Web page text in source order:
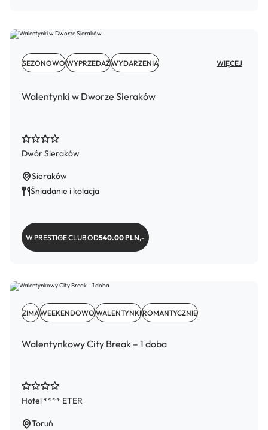
Walentynki w Dworze Sieraków
SEZONOWOWYPRZEDAŻWYDARZENIA WIĘCEJ
Dwór Sieraków
Sieraków
Śniadanie i kolacja
W PRESTIGE CLUB OD540.00 PLN,-
Walentynkowy City Break – 1 doba
ZIMAWEEKENDOWOWALENTYNKIROMANTYCZNIE
Hotel **** ETER
Toruń